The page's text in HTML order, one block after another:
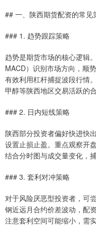
## 一、陕西期货配资的常见
### 1. 趋势跟踪策略
趋势是期货市场的核心逻辑
MACD）识别市场方向，顺
有效利用杠杆捕捉波段行情
甲醇等陕西地区交易活跃的合
### 2. 日内短线策略
陕西部分投资者偏好快进快
设置止损止盈。重点观察开
结合分时图与成交量变化，
### 3. 套利对冲策略
对于风险厌恶型投资者，可
钢近远月合约价差波动，配
注意套利空间可能缩小，需